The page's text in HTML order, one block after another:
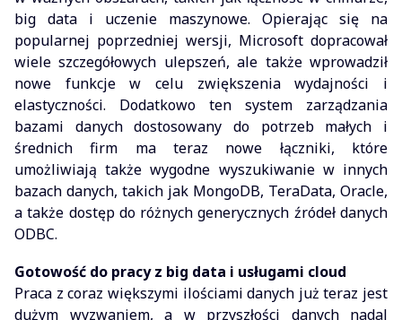
big data i uczenie maszynowe. Opierając się na
popularnej poprzedniej wersji, Microsoft dopracował
wiele szczegółowych ulepszeń, ale także wprowadził
nowe funkcje w celu zwiększenia wydajności i
elastyczności. Dodatkowo ten system zarządzania
bazami danych dostosowany do potrzeb małych i
średnich firm ma teraz nowe łączniki, które
umożliwiają także wygodne wyszukiwanie w innych
bazach danych, takich jak MongoDB, TeraData, Oracle,
a także dostęp do różnych generycznych źródeł danych
ODBC.
Gotowość do pracy z big data i usługami cloud
Praca z coraz większymi ilościami danych już teraz jest
dużym wyzwaniem, a w przyszłości danych nadal